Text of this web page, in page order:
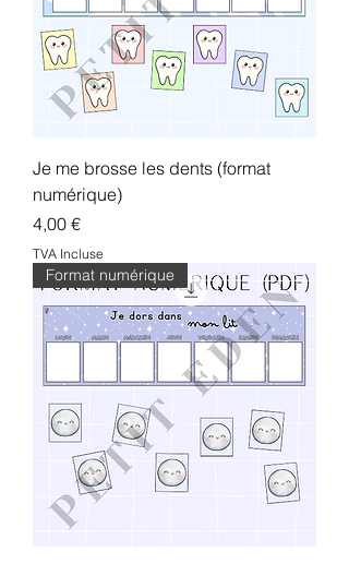
Je me brosse les dents (format
numérique)
Prix
4,00 €
TVA Incluse
Format numérique